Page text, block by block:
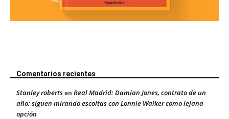
Comentarios recientes
Stanley robertsen Real Madrid: Damian Jones, contrato de un
año; siguen mirando escoltas con Lonnie Walker como lejana
opción